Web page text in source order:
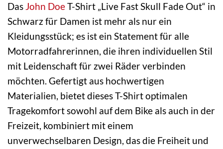
Das John DoeT-Shirt „Live Fast Skull Fade Out“ in
Schwarz für Damen ist mehr als nur ein
Kleidungsstück; es ist ein Statement für alle
Motorradfahrerinnen, die ihren individuellen Stil
mit Leidenschaft für zwei Räder verbinden
möchten. Gefertigt aus hochwertigen
Materialien, bietet dieses T-Shirt optimalen
Tragekomfort sowohl auf dem Bike als auch in der
Freizeit, kombiniert mit einem
unverwechselbaren Design, das die Freiheit und